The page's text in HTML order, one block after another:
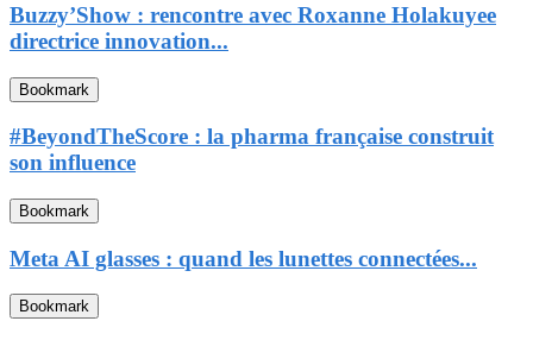
Buzzy’Show : rencontre avec Roxanne Holakuyee
directrice innovation...
Bookmark
#BeyondTheScore : la pharma française construit
son influence
Bookmark
Meta AI glasses : quand les lunettes connectées...
Bookmark